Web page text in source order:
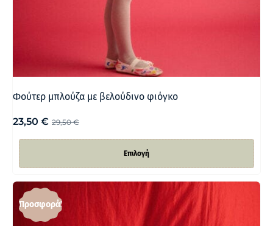
Φούτερ μπλούζα με βελούδινο φιόγκο
29,50€
23,50 €
Επιλογή
Προσφορά!